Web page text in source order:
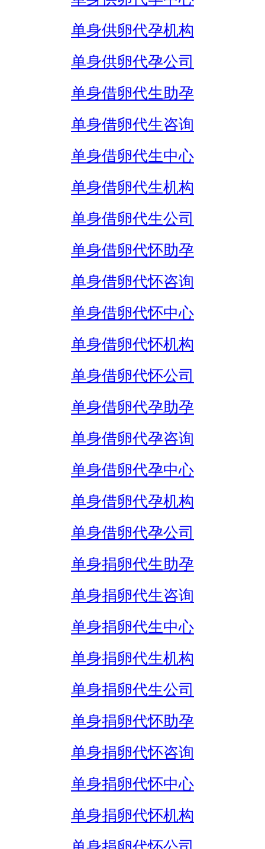
单身供卵代孕机构
单身供卵代孕公司
单身借卵代生助孕
单身借卵代生咨询
单身借卵代生中心
单身借卵代生机构
单身借卵代生公司
单身借卵代怀助孕
单身借卵代怀咨询
单身借卵代怀中心
单身借卵代怀机构
单身借卵代怀公司
单身借卵代孕助孕
单身借卵代孕咨询
单身借卵代孕中心
单身借卵代孕机构
单身借卵代孕公司
单身捐卵代生助孕
单身捐卵代生咨询
单身捐卵代生中心
单身捐卵代生机构
单身捐卵代生公司
单身捐卵代怀助孕
单身捐卵代怀咨询
单身捐卵代怀中心
单身捐卵代怀机构